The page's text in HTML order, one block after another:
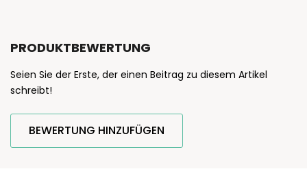
PRODUKTBEWERTUNG
Seien Sie der Erste, der einen Beitrag zu diesem Artikel
schreibt!
BEWERTUNG HINZUFÜGEN